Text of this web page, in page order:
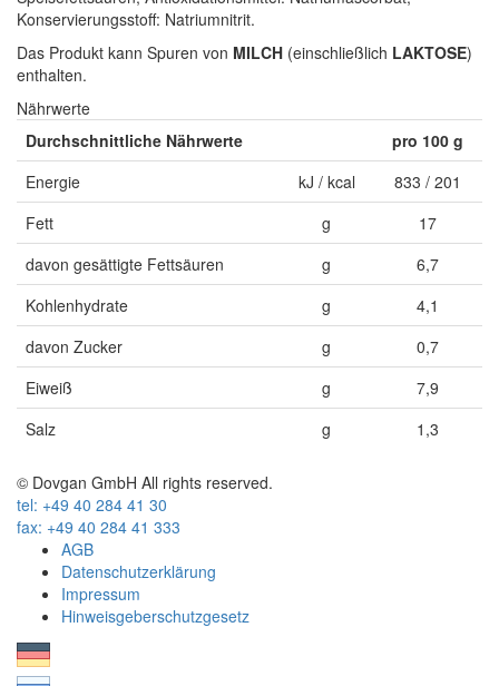
Konservierungsstoff: Natriumnitrit.
Das Produkt kann Spuren von MILCH (einschließlich LAKTOSE)
enthalten.
Nährwerte
Durchschnittliche Nährwerte
pro 100 g
Energie
kJ / kcal
833 / 201
Fett
g
17
davon gesättigte Fettsäuren
g
6,7
Kohlenhydrate
g
4,1
davon Zucker
g
0,7
Eiweiß
g
7,9
Salz
g 1,3
© Dovgan GmbH All rights reserved.
tel: +49 40 284 41 30
fax: +49 40 284 41 333
AGB
Datenschutzerklärung
Impressum
Hinweisgeberschutzgesetz